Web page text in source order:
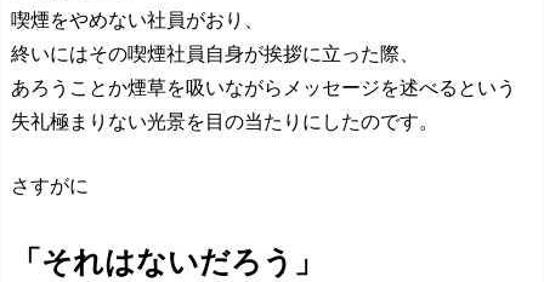
喫煙をやめない社員がおり、
終いにはその喫煙社員自身が挨拶に立った際、
あろうことか煙草を吸いながらメッセージを述べるという
失礼極まりない光景を目の当たりにしたのです。
さすがに
「それはないだろう」